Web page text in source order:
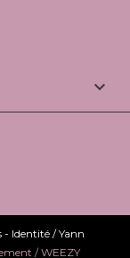

- Identité / Yann
/ WEEZY